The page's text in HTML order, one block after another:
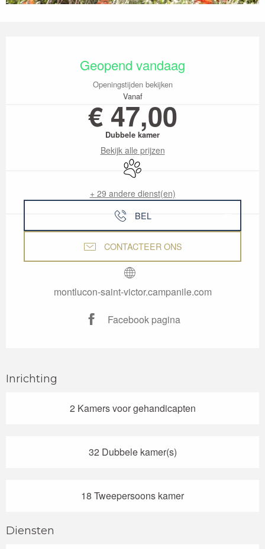
Geopend vandaag
Openingstijden bekijken
Vanaf
€ 47,00
Dubbele kamer
Bekijk alle prijzen
Dieren toegelaten
+ 29 andere dienst(en)
BEL
CONTACTEER ONS
montlucon-saint-victor.campanile.com
Facebook pagina
Inrichting
2 Kamers voor gehandicapten
32 Dubbele kamer(s)
18 Tweepersoons kamer
Diensten